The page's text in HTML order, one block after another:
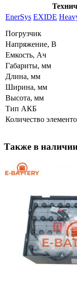
EnerSys EXIDE
Погрузчик
Напряжение, В
Емкость, Ач
Габариты, мм
Длина, мм
Ширина, мм
Высота, мм
Тип АКБ
Количество
Также в